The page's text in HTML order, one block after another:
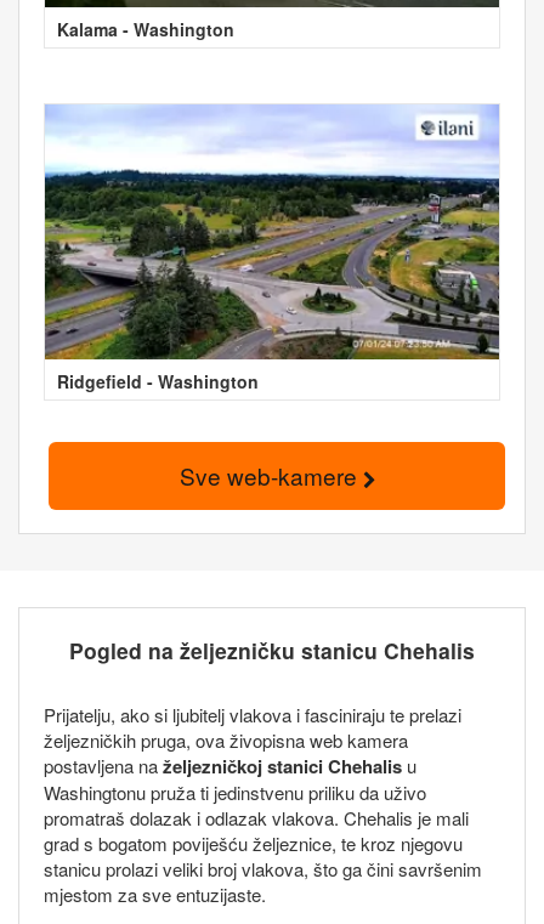
Kalama - Washington
Ridgefield - Washington
Sve web-kamere
Pogled na željezničku stanicu Chehalis
Prijatelju, ako si ljubitelj vlakova i fasciniraju te prelazi
željezničkih pruga, ova živopisna web kamera
postavljena naželjezničkoj stanici Chehalis u
Washingtonu pruža ti jedinstvenu priliku da uživo
promatraš dolazak i odlazak vlakova. Chehalis je mali
grad s bogatom poviješću željeznice, te kroz njegovu
stanicu prolazi veliki broj vlakova, što ga čini savršenim
mjestom za sve entuzijaste.